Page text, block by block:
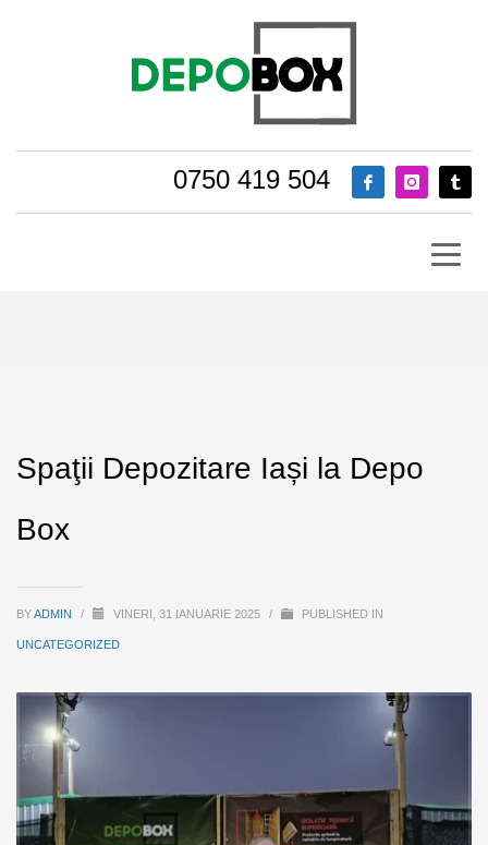
0750 419 504
Spaţii Depozitare Iași la Depo
Box
BYADMIN / VINERI, 31 IANUARIE 2025 / PUBLISHED IN
UNCATEGORIZED